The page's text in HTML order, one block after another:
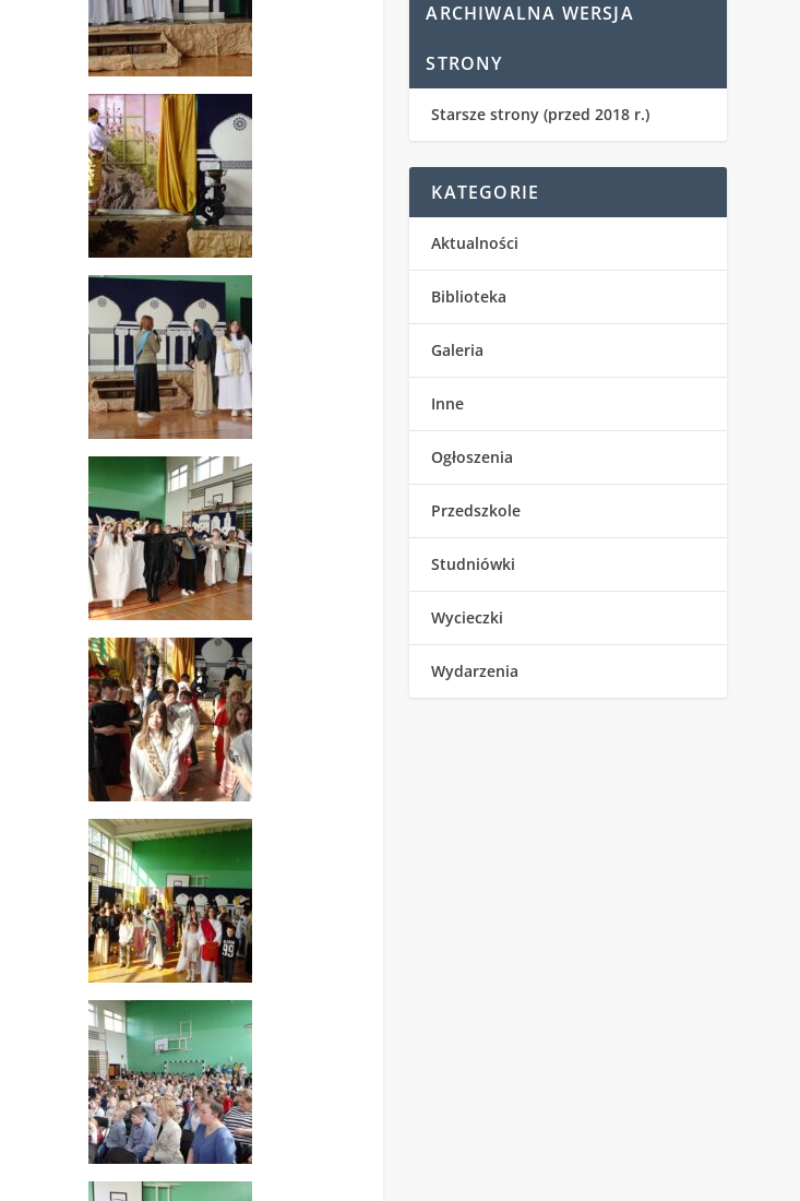
ARCHIWALNA WERSJA
STRONY
Starsze strony (przed 2018 r.)
KATEGORIE
Aktualności
Biblioteka
Galeria
Inne
Ogłoszenia
Przedszkole
Studniówki
Wycieczki
Wydarzenia